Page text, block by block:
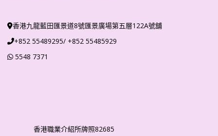
香港九龍藍田匯景道8號匯景廣場第五層122A號舖
+852 55489295/ +852 55485929
5548 7371
香港職業介紹所牌照82685